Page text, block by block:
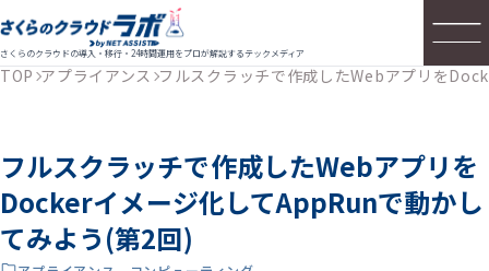
さくらのクラウドの導入・移行・24時間運用をプロが解説するテックメディア
TOP アプライアンス フルスクラッチで作成したWebアプリを
フルスクラッチで作成したWebアプリを
Dockerイメージ化してAppRunで動かし
てみよう(第2回)